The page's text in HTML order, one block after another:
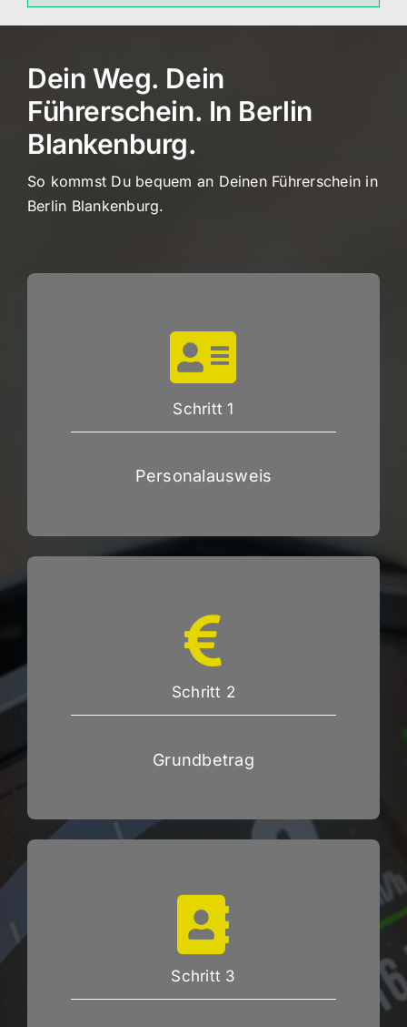
Dein Weg. Dein
Führerschein. In Berlin
Blankenburg.
So kommst Du bequem an Deinen Führerschein in
Berlin Blankenburg.
Schritt 1
Personalausweis
Schritt 2
Grundbetrag
Schritt 3